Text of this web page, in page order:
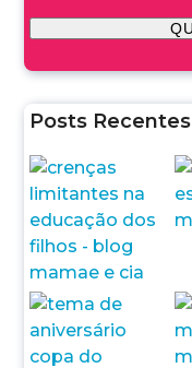
Posts Recentes